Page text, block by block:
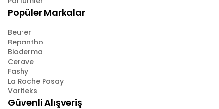
Popüler Markalar
Beurer
Bepanthol
Bioderma
Cerave
Fashy
La Roche Posay
Variteks
Güvenli Alışveriş